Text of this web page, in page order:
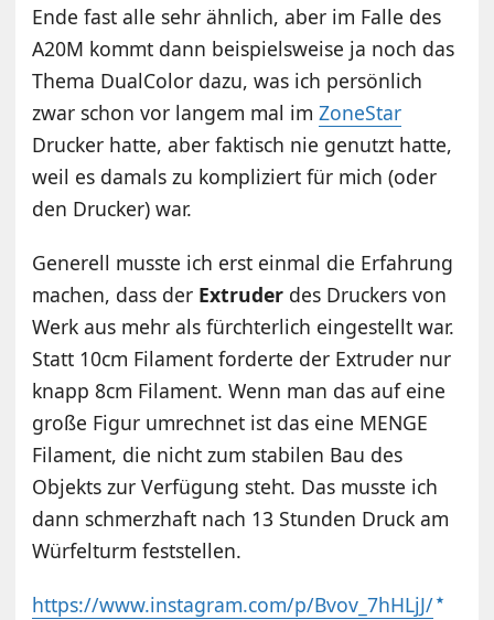
Ende fast alle sehr ähnlich, aber im Falle des
A20M kommt dann beispielsweise ja noch das
Thema DualColor dazu, was ich persönlich
zwar schon vor langem mal imZoneStar
Drucker hatte, aber faktisch nie genutzt hatte,
weil es damals zu kompliziert für mich (oder
den Drucker) war.
Generell musste ich erst einmal die Erfahrung
machen, dass der Extruder des Druckers von
Werk aus mehr als fürchterlich eingestellt war.
Statt 10cm Filament forderte der Extruder nur
knapp 8cm Filament. Wenn man das auf eine
große Figur umrechnet ist das eine MENGE
Filament, die nicht zum stabilen Bau des
Objekts zur Verfügung steht. Das musste ich
dann schmerzhaft nach 13 Stunden Druck am
Würfelturm feststellen.
https://www.instagram.com/p/Bvov_7hHLjJ/